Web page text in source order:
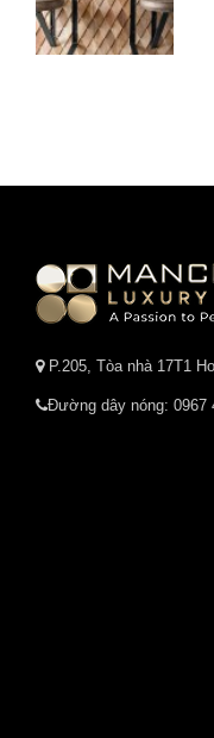
P.205, Tòa nhà 17T1
Đường dây nóng: 0967